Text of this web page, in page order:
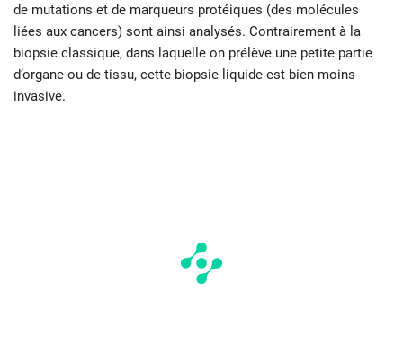
de mutations et de marqueurs protéiques (des molécules
liées aux cancers) sont ainsi analysés. Contrairement à la
biopsie classique, dans laquelle on prélève une petite partie
d’organe ou de tissu, cette biopsie liquide est bien moins
invasive.